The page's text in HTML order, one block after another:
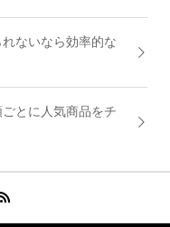
ないなら効率的な
とに人気商品をチ